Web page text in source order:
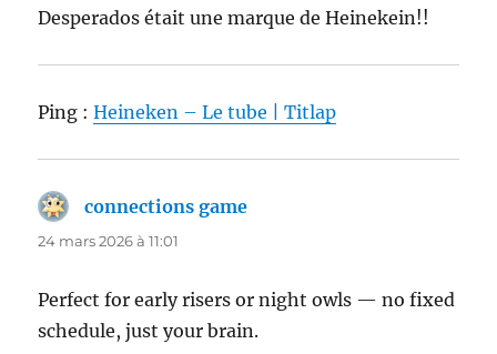
Desperados était une marque de Heinekein!!
Ping :Heineken – Le tube | Titlap
connections game
24 mars 2026 à 11:01
Perfect for early risers or night owls — no fixed
schedule, just your brain.